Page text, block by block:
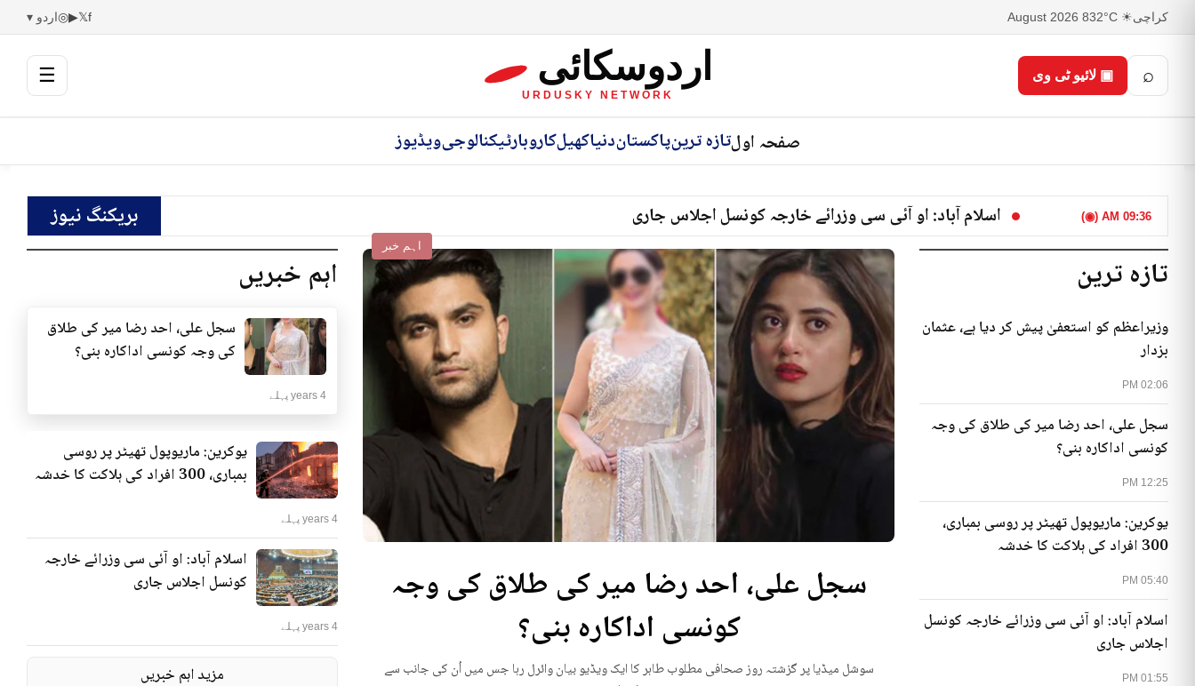
کراچی☀ 32°C
8 August 2026
f
𝕏
▶
◎اردو ▾
⌕ ▣ لائیو ٹی وی اردوسکائی
URDUSKY NETWORK
☰
صفحہ اولتازہ ترینپاکستاندنیاکھیلکاروبارٹیکنالوجیویڈیوز
09:36 AM (◉) اسلام آباد: او آئی سی وزرائے خارجہ کونسل اجلاس جاری بریکنگ نیوز
تازہ ترین
02:06 PM
وزیراعظم کو استعفیٰ پیش کر دیا ہے، عثمان
بزدار
12:25 PM
سجل علی، احد رضا میر کی طلاق کی وجہ
کونسی اداکارہ بنی؟
05:40 PM
یوکرین: ماریوپول تھیٹر پر روسی بمباری،
300 افراد کی ہلاکت کا خدشہ
01:55 PM
اسلام آباد: او آئی سی وزرائے خارجہ کونسل
اجلاس جاری
اہم خبر
یوکرین: ماریوپول تھیٹر پر روسی بمباری، 300
افراد کی ہلاکت کا خدشہ
یوکرینی حکام نے مقامی تھیٹر پر روسی بمباری میں میں بڑی تعداد میں ہلاکتوں کا خدشہ ظاہر کیا اور کہا
اہم خبریں
سجل علی، احد رضا میر کی طلاق
کی وجہ کونسی اداکارہ بنی؟
4 years پہلے
یوکرین: ماریوپول تھیٹر پر روسی
بمباری، 300 افراد کی ہلاکت کا خدشہ
4 years پہلے
اسلام آباد: او آئی سی وزرائے خارجہ
کونسل اجلاس جاری
4 years پہلے
مزید اہم خبریں